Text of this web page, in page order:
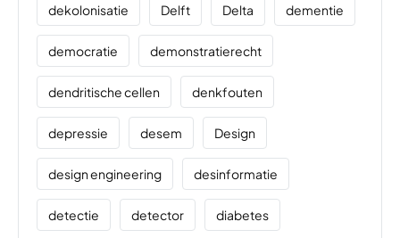
dekolonisatie Delft Delta dementie
democratie demonstratierecht
dendritische cellen denkfouten
depressie desem Design
design engineering desinformatie
detectie detector diabetes